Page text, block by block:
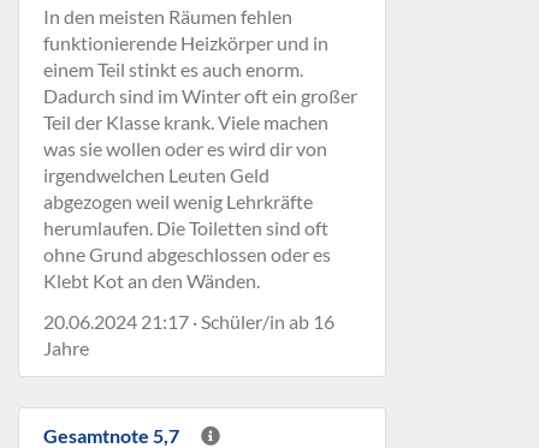
In den meisten Räumen fehlen
funktionierende Heizkörper und in
einem Teil stinkt es auch enorm.
Dadurch sind im Winter oft ein großer
Teil der Klasse krank. Viele machen
was sie wollen oder es wird dir von
irgendwelchen Leuten Geld
abgezogen weil wenig Lehrkräfte
herumlaufen. Die Toiletten sind oft
ohne Grund abgeschlossen oder es
Klebt Kot an den Wänden.
20.06.2024 21:17 · Schüler/in ab 16
Jahre
Gesamtnote 5,7